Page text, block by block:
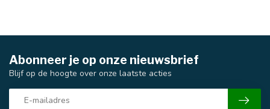
Abonneer je op onze nieuwsbrief
Blijf op de hoogte over onze laatste acties